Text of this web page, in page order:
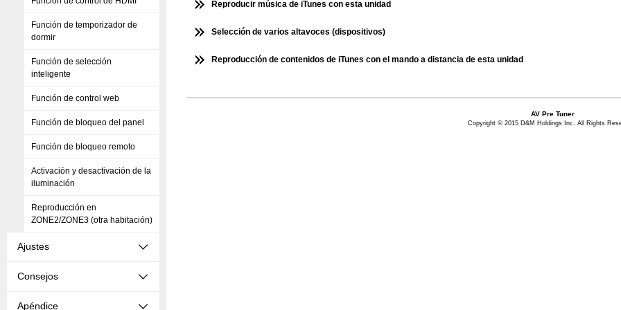
Función de temporizador de
dormir
Función de selección
inteligente
Función de control web
Función de bloqueo del panel
Función de bloqueo remoto
Activación y desactivación de la
iluminación
Reproducción en
ZONE2/ZONE3 (otra habitación)
Ajustes
Consejos
Apéndice
Reproducir música de iTunes con esta unidad
Selección de varios altavoces (dispositivos)
Reproducción de contenidos de iTunes con el mando a distancia de esta unidad
AV Pre Tuner
Copyright © 2015 D&M Holdings Inc. All Rights